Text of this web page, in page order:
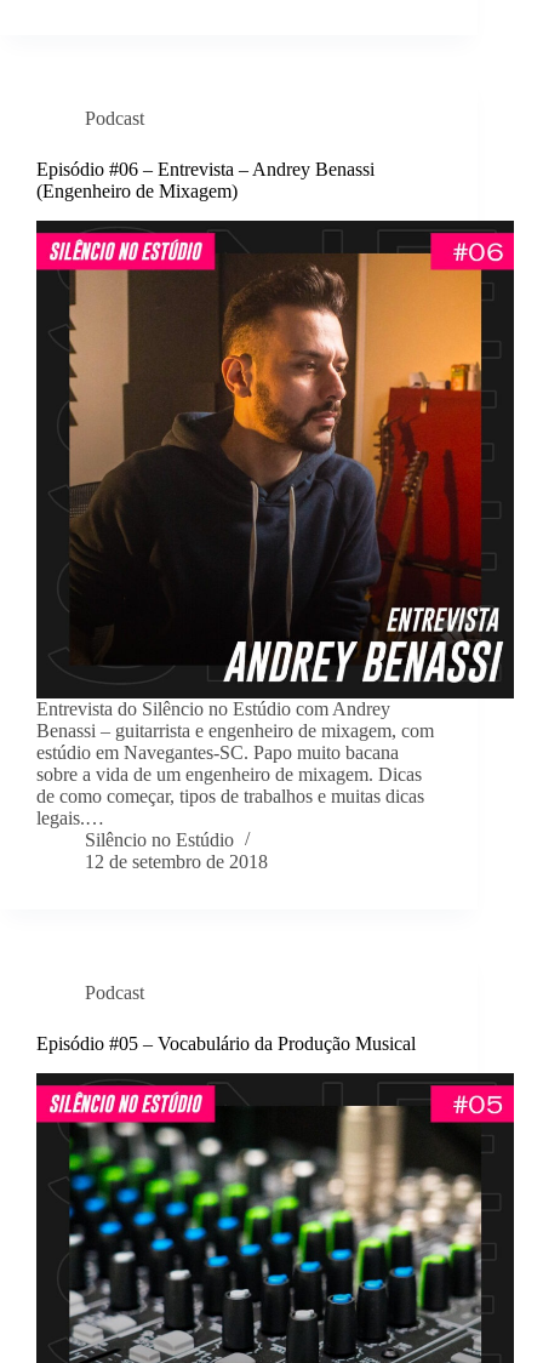
Podcast
Episódio #06 – Entrevista – Andrey Benassi
(Engenheiro de Mixagem)
Entrevista do Silêncio no Estúdio com Andrey
Benassi – guitarrista e engenheiro de mixagem, com
estúdio em Navegantes-SC. Papo muito bacana
sobre a vida de um engenheiro de mixagem. Dicas
de como começar, tipos de trabalhos e muitas dicas
legais.…
Silêncio no Estúdio
12 de setembro de 2018
Podcast
Episódio #05 – Vocabulário da Produção Musical